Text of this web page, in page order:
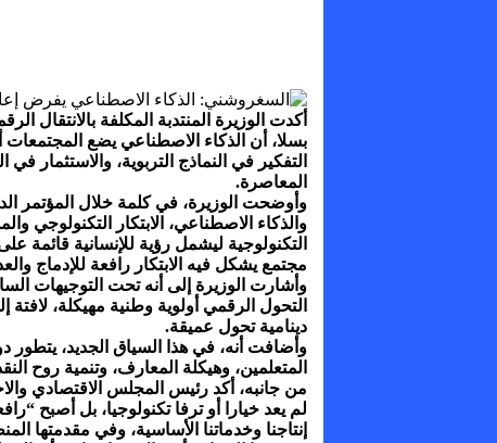
أكدت الوزيرة المنتدبة المكلفة بالانتقال
بسلا، أن الذكاء الاصطناعي يضع
التفكير في النماذج التربوية، والاستثمار
المعاصرة.
وأوضحت الوزيرة، في كلمة خلال المؤتمر
والذكاء الاصطناعي، الابتكار التكنولوجي
التكنولوجية ليشمل رؤية للإنسانية قائمة
مجتمع يشكل فيه الابتكار رافعة للإدماج
وأشارت الوزيرة إلى أنه تحت التوجيهات
التحول الرقمي أولوية وطنية مهيكلة،
دينامية تحول عميقة.
وأضافت أنه، في هذا السياق الجديد، يتطور
المتعلمين، وهيكلة المعارف، وتنمية روح
من جانبه، أكد رئيس المجلس الاقتصادي
لم يعد خيارا أو ترفا تكنولوجيا، بل أصبح
إنتاجنا وخدماتنا الأساسية، وفي مقدمتها